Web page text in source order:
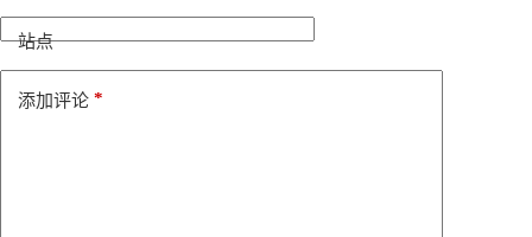
站点
添加评论 *
t
i